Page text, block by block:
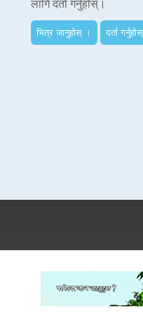
भित्र जानुहोस् । दर्ता गर्नुहोस्